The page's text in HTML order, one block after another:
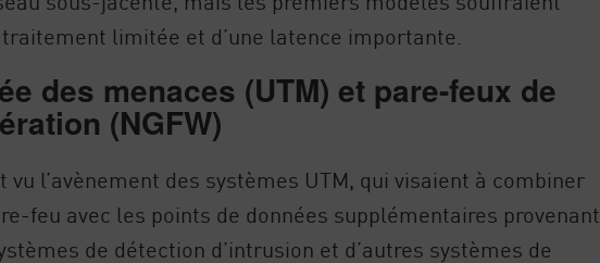
traitement limitée et d’une latence importante.
des menaces (UTM) et pare-feux de
(NGFW)
vu l’avènement des systèmes UTM, qui visaient à combiner
feu avec les points de données supplémentaires provenant
de détection d’intrusion et d’autres systèmes de